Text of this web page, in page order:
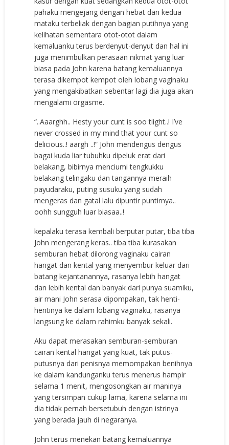
pahaku mengejang dengan hebat dan kedua
mataku terbeliak dengan bagian putihnya yang
kelihatan sementara otot-otot dalam
kemaluanku terus berdenyut-denyut dan hal ini
juga menimbulkan perasaan nikmat yang luar
biasa pada John karena batang kemaluannya
terasa dikempot kempot oleh lobang vaginaku
yang mengakibatkan sebentar lagi dia juga akan
mengalami orgasme.
“..Aaarghh.. Hesty your cunt is soo tiight..! I’ve
never crossed in my mind that your cunt so
delicious..! aargh ..!” John mendengus dengus
bagai kuda liar tubuhku dipeluk erat dari
belakang, bibirnya menciumi tengkukku
belakang telingaku dan tangannya meraih
payudaraku, puting susuku yang sudah
mengeras dan gatal lalu dipuntir puntirnya..
oohh sungguh luar biasaa..!
kepalaku terasa kembali berputar putar, tiba tiba
John mengerang keras.. tiba tiba kurasakan
semburan hebat dilorong vaginaku cairan
hangat dan kental yang menyembur keluar dari
batang kejantanannya, rasanya lebih hangat
dan lebih kental dan banyak dari punya suamiku,
air mani John serasa dipompakan, tak henti-
hentinya ke dalam lobang vaginaku, rasanya
langsung ke dalam rahimku banyak sekali.
Aku dapat merasakan semburan-semburan
cairan kental hangat yang kuat, tak putus-
putusnya dari penisnya memompakan benihnya
ke dalam kandunganku terus menerus hampir
selama 1 menit, mengosongkan air maninya
yang tersimpan cukup lama, karena selama ini
dia tidak pernah bersetubuh dengan istrinya
yang berada jauh di negaranya.
John terus menekan batang kemaluannya